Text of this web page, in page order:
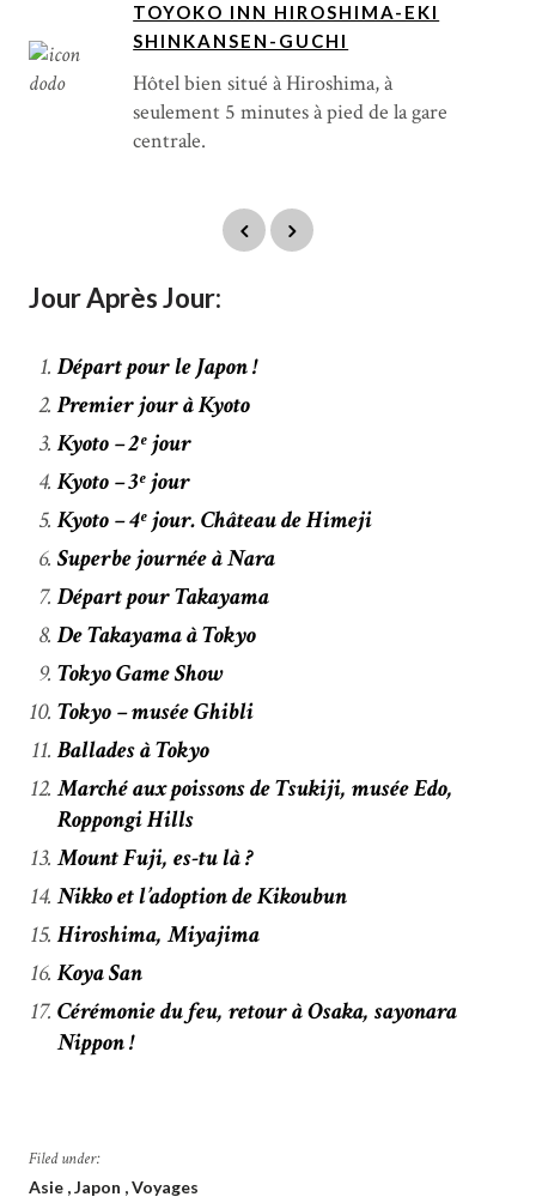
TOYOKO INN HIROSHIMA-EKI
SHINKANSEN-GUCHI
Hôtel bien situé à Hiroshima, à
seulement 5 minutes à pied de la gare
centrale.
Jour Après Jour:
Départ pour le Japon !
Premier jour à Kyoto
Kyoto – 2ᵉ jour
Kyoto – 3ᵉ jour
Kyoto – 4ᵉ jour. Château de Himeji
Superbe journée à Nara
Départ pour Takayama
De Takayama à Tokyo
Tokyo Game Show
Tokyo – musée Ghibli
Ballades à Tokyo
Marché aux poissons de Tsukiji, musée Edo,
Roppongi Hills
Mount Fuji, es-tu là ?
Nikko et l’adoption de Kikoubun
Hiroshima, Miyajima
Koya San
Cérémonie du feu, retour à Osaka, sayonara
Nippon !
Filed under:
Asie Japon Voyages